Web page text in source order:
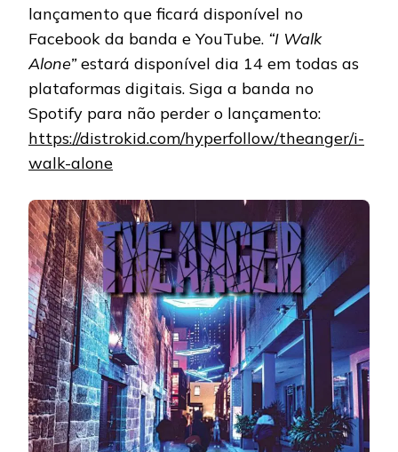
lançamento que ficará disponível no
Facebook da banda e YouTube. “I Walk
Alone”estará disponível dia 14 em todas as
plataformas digitais. Siga a banda no
Spotify para não perder o lançamento:
https://distrokid.com/hyperfollow/theanger/i-
walk-alone